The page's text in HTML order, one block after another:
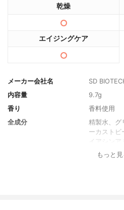
乾燥
エイジングケア
メーカー会社名
SD
内容量
9.7g
香り
香料使用
全成分
精製水、グ
ーカストビ
イアシン
00ppm)、
ャ カ、
もっと見